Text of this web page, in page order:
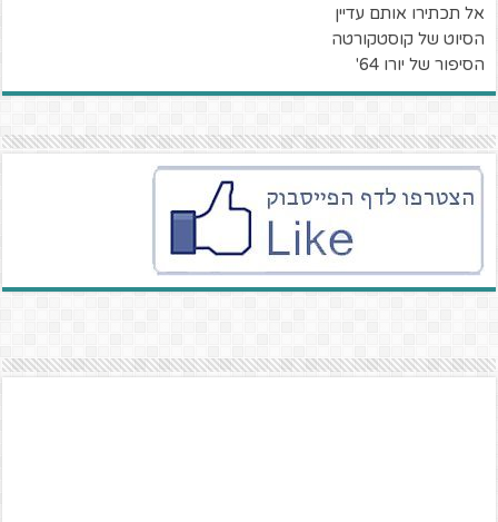
אל תכתירו אותם עדיין
הסיוט של קוסטקורטה
הסיפור של יורו 64'